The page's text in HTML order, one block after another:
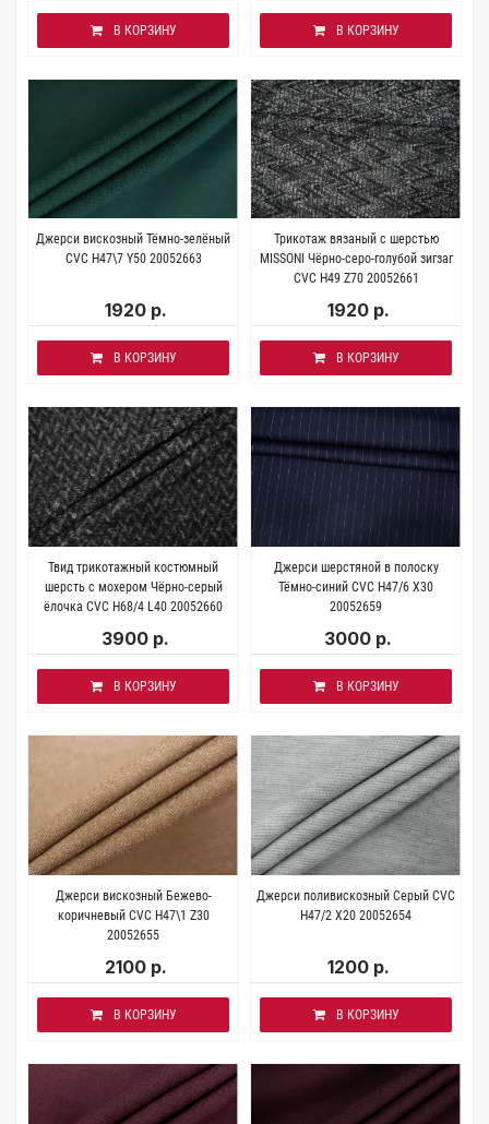
В КОРЗИНУ В КОРЗИНУ
Джерси вискозный Тёмно-зелёный
CVC H47\7 Y50 20052663
1920 р.
В КОРЗИНУ
Трикотаж вязаный с шерстью
MISSONI Чёрно-серо-голубой зигзаг
CVC H49 Z70 20052661
1920 р.
В КОРЗИНУ
Твид трикотажный костюмный
шерсть с мохером Чёрно-серый
ёлочка CVC H68/4 L40 20052660
3900 р.
В КОРЗИНУ
Джерси шерстяной в полоску
Тёмно-синий CVC H47/6 X30
20052659
3000 р.
В КОРЗИНУ
Джерси вискозный Бежево-
коричневый CVC H47\1 Z30
20052655
2100 р.
В КОРЗИНУ
Джерси поливискозный Серый CVC
H47/2 X20 20052654
1200 р.
В КОРЗИНУ